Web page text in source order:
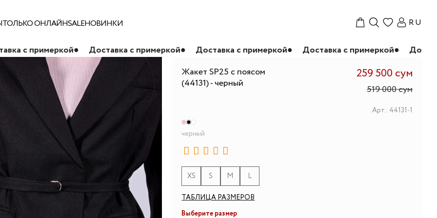
ТОЛЬКО ОНЛАЙНSALEНОВИНКИ RU
● Доставка с примеркой● Доставка с примеркой● Доставка с примеркой●
Доставка с
Жакет SP25 с поясом
(44131) - черный
259 500 сум
519 000 сум
Арт.: 44131-1
черный
XS S M L
ТАБЛИЦА РАЗМЕРОВ
Выберите размер